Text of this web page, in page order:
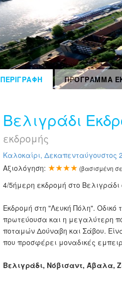
ΠΕΡΙΓΡΑΦΗ ΠΡΟΓΡΑΜΜΑ
Βελιγράδι
εκδρομής
Καλοκαίρι, Δεκαπενταύγουστος
Αξιολόγηση: ★★★★ (βασισμένη σε
4/5ήμερη εκδρομή στο
Εκδρομή στη "Λευκή Πόλη". Οδικό
πρωτεύουσα και η μεγαλύτερη
ποταμών Δούναβη και Σάβου.
που προσφέρει μοναδικές
Βελιγράδι, Νόβισαντ, Άβαλα,